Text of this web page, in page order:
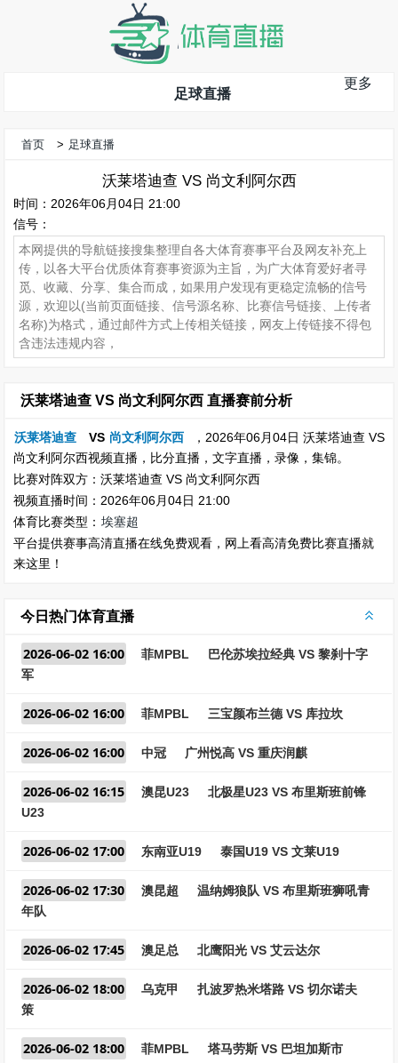
足球直播
更多
首页 > 足球直播
沃莱塔迪查 VS 尚文利阿尔西
时间：2026年06月04日 21:00
信号：
本网提供的导航链接搜集整理自各大体育赛事平台及网友补充上
传，以各大平台优质体育赛事资源为主旨，为广大体育爱好者寻
觅、收藏、分享、集合而成，如果用户发现有更稳定流畅的信号
源，欢迎以(当前页面链接、信号源名称、比赛信号链接、上传者
名称)为格式，通过邮件方式上传相关链接，网友上传链接不得包
含违法违规内容，
沃莱塔迪查 VS 尚文利阿尔西 直播赛前分析
沃莱塔迪查 VS 尚文利阿尔西
，2026年06月04日 沃莱塔迪查 VS
尚文利阿尔西视频直播，比分直播，文字直播，录像，集锦。
比赛对阵双方：沃莱塔迪查 VS 尚文利阿尔西
视频直播时间：2026年06月04日 21:00
体育比赛类型： 埃塞超
平台提供赛事高清直播在线免费观看，网上看高清免费比赛直播就
来这里！
今日热门体育直播
2026-06-02 16:00 菲MPBL
巴伦苏埃拉经典 VS 黎刹十字
军
2026-06-02 16:00 菲MPBL 三宝颜布兰德 VS 库拉坎
2026-06-02 16:00 中冠 广州悦高 VS 重庆润麒
2026-06-02 16:15 澳昆U23
北极星U23 VS 布里斯班前锋
U23
2026-06-02 17:00 东南亚U19 泰国U19 VS 文莱U19
2026-06-02 17:30 澳昆超
温纳姆狼队 VS 布里斯班狮吼青
年队
2026-06-02 17:45 澳足总 北鹰阳光 VS 艾云达尔
2026-06-02 18:00 乌克甲
扎波罗热米塔路 VS 切尔诺夫
策
2026-06-02 18:00 菲MPBL 塔马劳斯 VS 巴坦加斯市